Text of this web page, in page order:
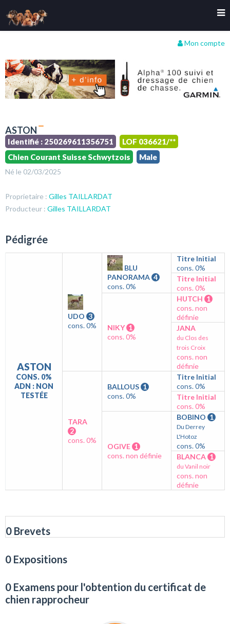
Mon compte
ASTON
Identifié : 250269611356751
LOF 036621/**
Chien Courant Suisse Schwytzois
Male
Né le 02/03/2025
Proprietaire : Gilles TAILLARDAT
Producteur : Gilles TAILLARDAT
Pédigrée
ASTON
CONS. 0%
ADN : NON
TESTÉE
UDO 3
cons. 0%
BLU
PANORAMA 4
cons. 0%
Titre Initial
cons. 0%
Titre Initial
cons. 0%
NIKY 1
cons. 0%
HUTCH 1
cons. non
définie
JANA
du Clos des
trois Croix
cons. non
définie
TARA
2
cons. 0%
BALLOUS 1
cons. 0%
Titre Initial
cons. 0%
Titre Initial
cons. 0%
OGIVE 1
cons. non définie
BOBINO 1
Du Derrey
L'Hotoz
cons. 0%
BLANCA 1
du Vanil noir
cons. non
définie
0 Brevets
0 Expositions
0 Examens pour l'obtention du certificat de
chien rapprocheur